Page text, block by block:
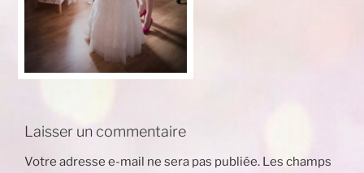
Laisser un commentaire
Votre adresse e-mail ne sera pas publiée. Les champs